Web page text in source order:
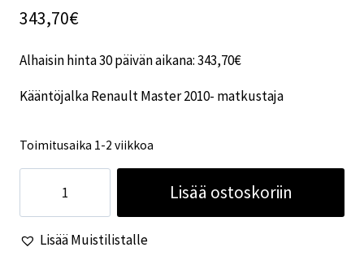
343,70€
Alhaisin hinta 30 päivän aikana:343,70€
Kääntöjalka Renault Master 2010- matkustaja
Toimitusaika 1-2 viikkoa
Renault
Master
2010-
Lisää ostoskoriin
Lisää Muistilistalle